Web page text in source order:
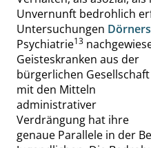
Unvernunft bedrohlich
Untersuchungen Dörners
Psychiatrie13
Geisteskranken aus der
bürgerlichen Gesellschaft
mit den Mitteln
administrativer
Verdrängung hat ihre
genaue Parallele in der